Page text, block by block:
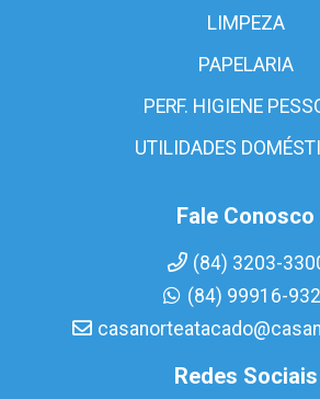
LIMPEZA
PAPELARIA
PERF. HIGIENE
UTILIDADES
Fale Conosco
(84) 3203-
(84) 99916-
Redes Sociais